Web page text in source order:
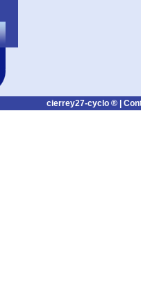
cierrey27-cyclo ® |